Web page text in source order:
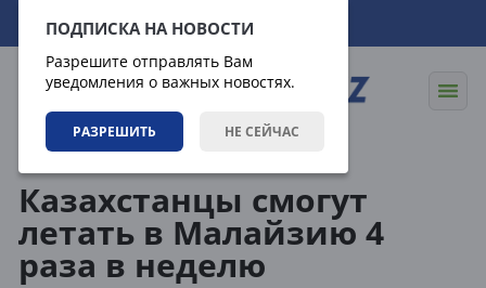
ПОДПИСКА НА НОВОСТИ
Разрешите отправлять Вам
уведомления о важных новостях.
РАЗРЕШИТЬ НЕ СЕЙЧАС
08.08.2026 07:51:13
Казахстанцы смогут
летать в Малайзию 4
раза в неделю